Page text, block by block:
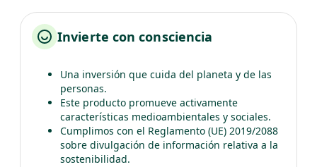
Invierte con consciencia
Una inversión que cuida del planeta y de las
personas.
Este producto promueve activamente
características medioambientales y sociales.
Cumplimos con el Reglamento (UE) 2019/2088
sobre divulgación de información relativa a la
sostenibilidad.